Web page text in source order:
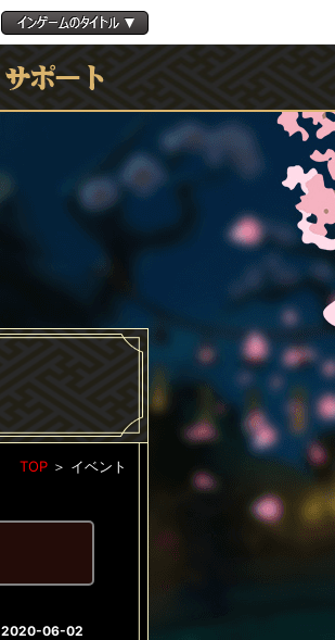
利用規約
ﾌﾟﾗｲﾊﾞｼｰﾎﾟﾘｼｰ
TOP ＞ イベント
2020-06-02